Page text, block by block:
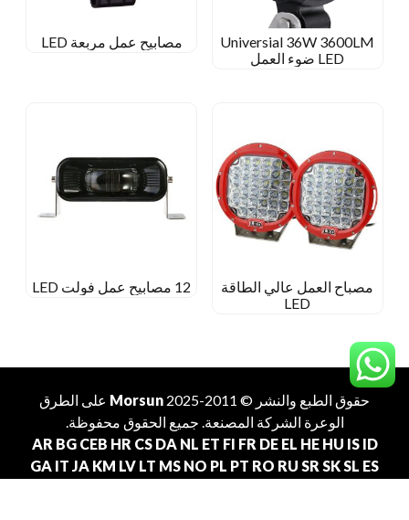
مصابيح عمل مربعة LED
Universial 36W 3600LM
LED ضوء العمل
12 مصابيح عمل فولت LED
مصباح العمل عالي الطاقة
LED
حقوق الطبع والنشر © 2011-2025 Morsun على الطرق
الوعرة الشركة المصنعة. جميع الحقوق محفوظة.
AR BG CEB HR CS DA NL ET FI FR DE EL HE HU IS ID
GA IT JA KM LV LT MS NO PL PT RO RU SR SKSL ES